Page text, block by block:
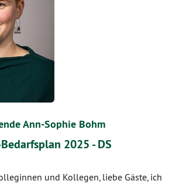
Ann-Sophie Bohm
2025 - DS
und Kollegen, liebe Gäste, ich